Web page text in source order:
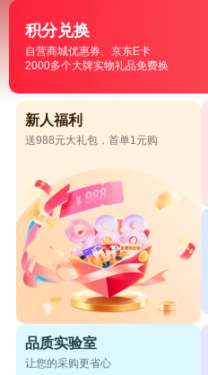
积分兑换
自营商城优惠券、京东E卡
2000多个大牌实物礼品免费换
新人福利
送988元大礼包，首单1元购
品质实验室
让您的采购更省心